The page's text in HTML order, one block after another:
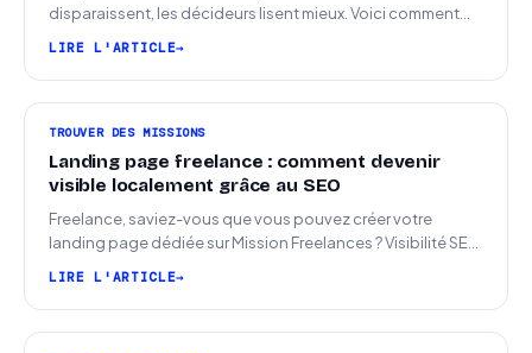
disparaissent, les décideurs lisent mieux. Voici comment
LIRE L'ARTICLE
TROUVER DES MISSIONS
Landing page freelance : comment devenir
visible localement grâce au SEO
Freelance, saviez-vous que vous pouvez créer votre
landing page dédiée sur Mission Freelances ? Visibilité SEO
LIRE L'ARTICLE